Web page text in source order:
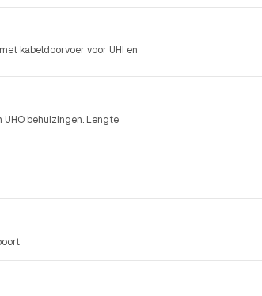
kabeldoorvoer voor UHI en
UHO behuizingen. Lengte